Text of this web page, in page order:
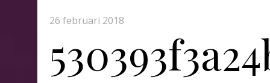
26 februari 2018